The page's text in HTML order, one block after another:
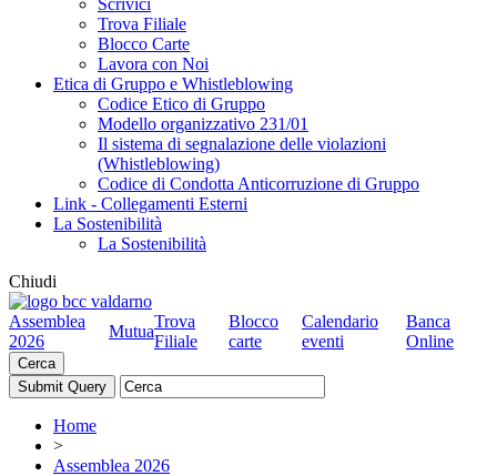
Scrivici
Trova Filiale
Blocco Carte
Lavora con Noi
Etica di Gruppo e Whistleblowing
Codice Etico di Gruppo
Modello organizzativo 231/01
Il sistema di segnalazione delle violazioni
(Whistleblowing)
Codice di Condotta Anticorruzione di Gruppo
Link - Collegamenti Esterni
La Sostenibilità
La Sostenibilità
Chiudi
Assemblea
2026
Mutua
Trova
Filiale
Blocco
carte
Calendario
eventi
Banca
Online
Cerca
Home
>
Assemblea 2026